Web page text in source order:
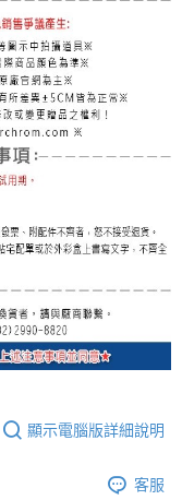
顯示電腦版詳細說明
客服